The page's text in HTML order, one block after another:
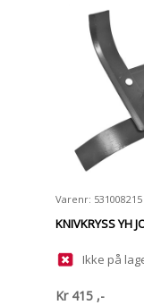
Varenr: 531008215
KNIVKRYSS YH
Ikke på
Kr 415 ,-